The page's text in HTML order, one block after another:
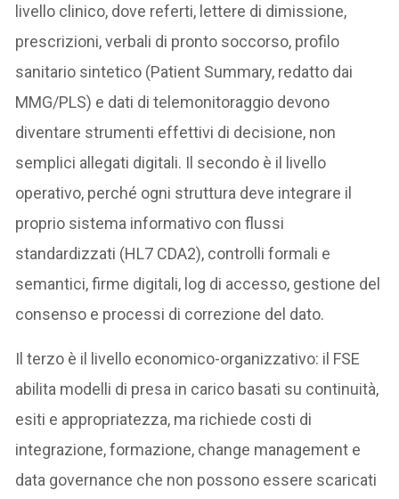
livello clinico, dove referti, lettere di dimissione,
prescrizioni, verbali di pronto soccorso, profilo
sanitario sintetico (Patient Summary, redatto dai
MMG/PLS) e dati di telemonitoraggio devono
diventare strumenti effettivi di decisione, non
semplici allegati digitali. Il secondo è il livello
operativo, perché ogni struttura deve integrare il
proprio sistema informativo con flussi
standardizzati (HL7 CDA2), controlli formali e
semantici, firme digitali, log di accesso, gestione del
consenso e processi di correzione del dato.
Il terzo è il livello economico-organizzativo: il FSE
abilita modelli di presa in carico basati su continuità,
esiti e appropriatezza, ma richiede costi di
integrazione, formazione, change management e
data governance che non possono essere scaricati